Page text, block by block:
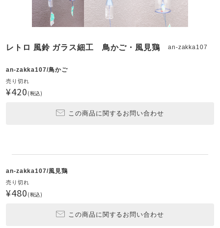
レトロ 風鈴 ガラス細工 鳥かご・風見鶏 an-zakka107
an-zakka107/鳥かご
売り切れ
¥420 (税込)
この商品に関するお問い合わせ
an-zakka107/風見鶏
売り切れ
¥480 (税込)
この商品に関するお問い合わせ